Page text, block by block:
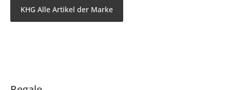
KHG Alle Artikel der Marke